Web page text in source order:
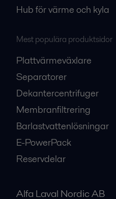
Hub för värme och kyla
Mest populära produktsidor
Plattvärmeväxlare
Separatorer
Dekantercentrifuger
Membranfiltrering
Barlastvattenlösningar
E-PowerPack
Reservdelar
Alfa Laval Nordic AB